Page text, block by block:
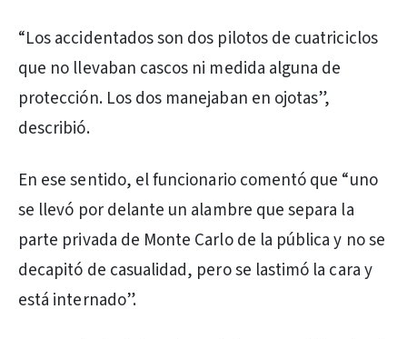
“Los accidentados son dos pilotos de cuatriciclos
que no llevaban cascos ni medida alguna de
protección. Los dos manejaban en ojotas”,
describió.
En ese sentido, el funcionario comentó que “uno
se llevó por delante un alambre que separa la
parte privada de Monte Carlo de la pública y no se
decapitó de casualidad, pero se lastimó la cara y
está internado”.